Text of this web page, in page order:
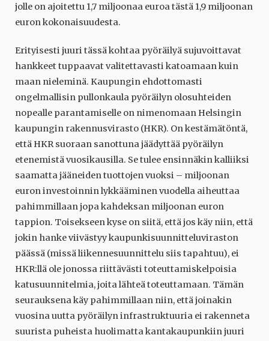
jolle on ajoitettu 1,7 miljoonaa euroa tästä 1,9 miljoonan
euron kokonaisuudesta.
Erityisesti juuri tässä kohtaa pyöräilyä sujuvoittavat
hankkeet tuppaavat valitettavasti katoamaan kuin
maan nieleminä. Kaupungin ehdottomasti
ongelmallisin pullonkaula pyöräilyn olosuhteiden
nopealle parantamiselle on nimenomaan Helsingin
kaupungin rakennusvirasto (HKR). On kestämätöntä,
että HKR suoraan sanottuna jäädyttää pyöräilyn
etenemistä vuosikausilla. Se tulee ensinnäkin kalliiksi
saamatta jääneiden tuottojen vuoksi – miljoonan
euron investoinnin lykkääminen vuodella aiheuttaa
pahimmillaan jopa kahdeksan miljoonan euron
tappion. Toisekseen kyse on siitä, että jos käy niin, että
jokin hanke viivästyy kaupunkisuunnitteluviraston
päässä (missä liikennesuunnittelu siis tapahtuu), ei
HKR:llä ole jonossa riittävästi toteuttamiskelpoisia
katusuunnitelmia, joita lähteä toteuttamaan. Tämän
seurauksena käy pahimmillaan niin, että joinakin
vuosina uutta pyöräilyn infrastruktuuria ei rakenneta
suurista puheista huolimatta kantakaupunkiin juuri